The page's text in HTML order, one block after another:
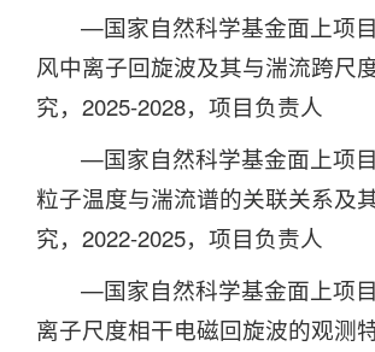
—国家自然科学基金面上项
风中离子回旋波及其与湍流跨尺
究，2025-2028，项目负责人
—国家自然科学基金面上项
粒子温度与湍流谱的关联关系及
究，2022-2025，项目负责人
—国家自然科学基金面上项
离子尺度相干电磁回旋波的观测